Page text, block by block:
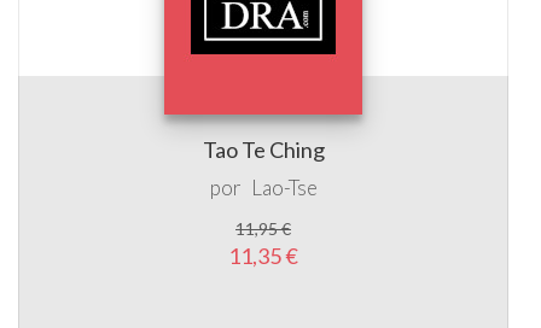
Tao Te Ching
por Lao-Tse
11,95 €
11,35 €